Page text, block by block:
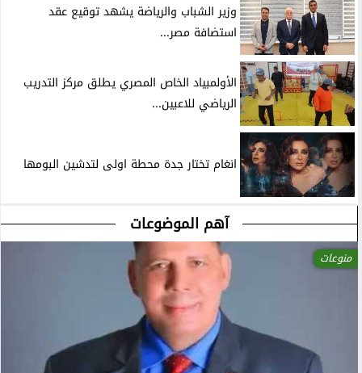
وزير الشباب والرياضة يشهد توقيع عقد
استضافة مصر...
الأولمبياد الخاص المصري يطلق مركز التدريب
الرياضي للاعبين...
انغام تختار جدة محطة اولى لتدشين البومها
آهم الموضوعات
منوعات